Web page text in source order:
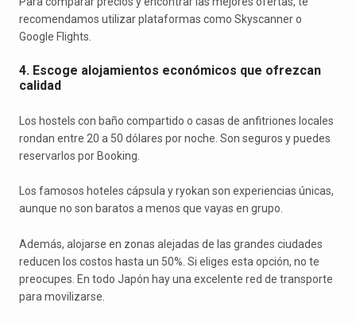
recomendamos utilizar plataformas como Skyscanner o
Google Flights.
4. Escoge alojamientos económicos que ofrezcan
calidad
Los hostels con baño compartido o casas de anfitriones locales
rondan entre 20 a 50 dólares por noche. Son seguros y puedes
reservarlos por Booking.
Los famosos hoteles cápsula y ryokan son experiencias únicas,
aunque no son baratos a menos que vayas en grupo.
Además, alojarse en zonas alejadas de las grandes ciudades
reducen los costos hasta un 50%. Si eliges esta opción, no te
preocupes. En todo Japón hay una excelente red de transporte
para movilizarse.